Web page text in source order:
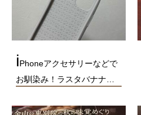
iPhoneアクセサリーなどで
お馴染み！ラスタバナナ…